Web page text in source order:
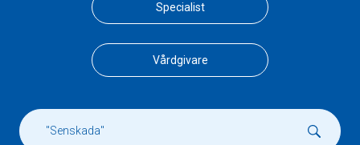
Specialist
Vårdgivare